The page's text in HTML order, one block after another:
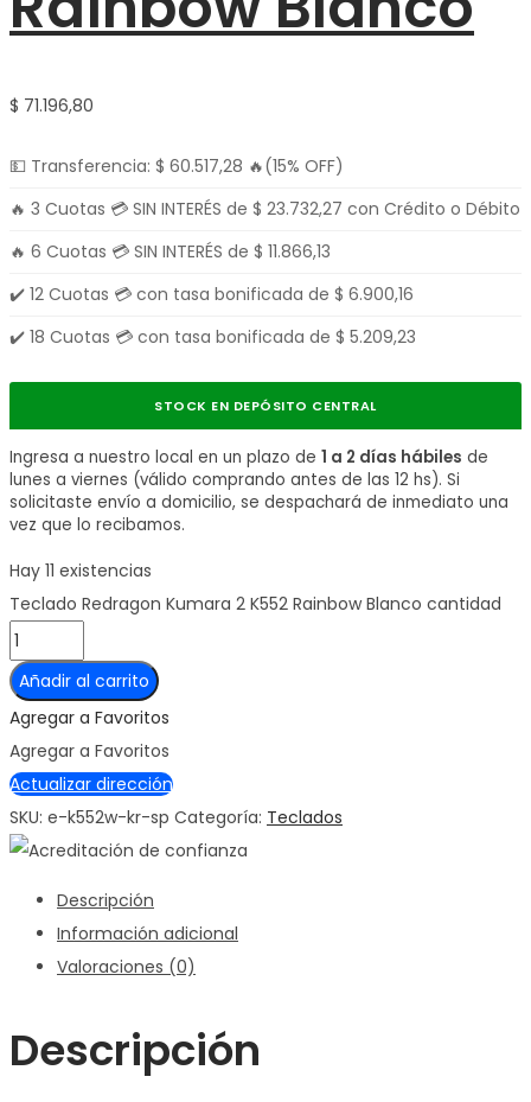
$ 71.196,80
💵 Transferencia: $ 60.517,28 🔥(15% OFF)
🔥 3 Cuotas 💳 SIN INTERÉS de $ 23.732,27 con Crédito o Débito
🔥 6 Cuotas 💳 SIN INTERÉS de $ 11.866,13
✔️ 12 Cuotas 💳 con tasa bonificada de $ 6.900,16
✔️ 18 Cuotas 💳 con tasa bonificada de $ 5.209,23
STOCK EN DEPÓSITO CENTRAL
Ingresa a nuestro local en un plazo de 1 a 2 días hábiles de
lunes a viernes (válido comprando antes de las 12 hs). Si
solicitaste envío a domicilio, se despachará de inmediato una
vez que lo recibamos.
Hay 11 existencias
Teclado Redragon Kumara 2 K552 Rainbow Blanco cantidad
Añadir al carrito
Agregar a Favoritos
Agregar a Favoritos
Actualizar dirección
SKU: e-k552w-kr-sp Categoría: Teclados
Descripción
Información adicional
Valoraciones (0)
Descripción